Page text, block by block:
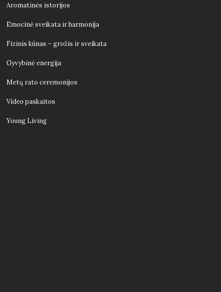
Aromatinės istorijos
Emocinė sveikata ir harmonija
Fizinis kūnas – grožis ir sveikata
Gyvybinė energija
Metų rato ceremonijos
Video paskaitos
Young Living